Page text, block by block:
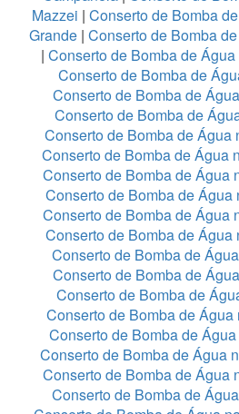
Mazzei | Conserto de Bomba
Grande| Conserto de Bomba
| Conserto de Bomba de
Conserto de Bomba de
Conserto de Bomba de
Conserto de Bomba de
Conserto de Bomba de Água
Conserto de Bomba de Água
Conserto de Bomba de Água
Conserto de Bomba de
Conserto de Bomba de Água
Conserto de Bomba de
Conserto de Bomba de
Conserto de Bomba de
Conserto de Bomba de
Conserto de Bomba de
Conserto de Bomba de
Conserto de Bomba de Água
Conserto de Bomba de Água
Conserto de Bomba de